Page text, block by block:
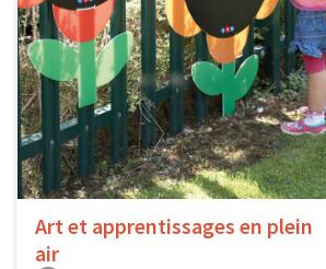
Art et apprentissages en plein
air